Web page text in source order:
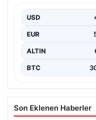
Almanya temsilcisi
Mücadele…
USD
EUR
ALTIN
BTC
Son Eklenen Haberler